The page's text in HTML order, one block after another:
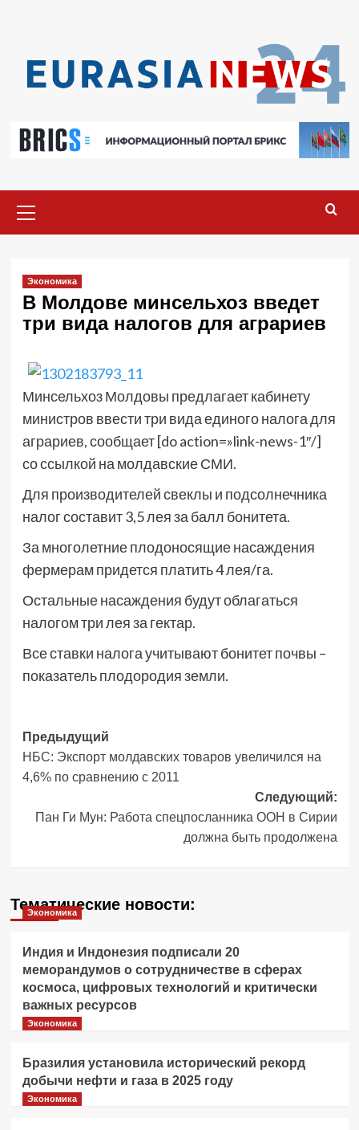
меню
Экономика
В Молдове минсельхоз введет
три вида налогов для аграриев
Минсельхоз Молдовы предлагает кабинету
министров ввести три вида единого налога для
аграриев, сообщает [do action=»link-news-1″/]
со ссылкой на молдавские СМИ.
Для производителей свеклы и подсолнечника
налог составит 3,5 лея за балл бонитета.
За многолетние плодоносящие насаждения
фермерам придется платить 4 лея/га.
Остальные насаждения будут облагаться
налогом три лея за гектар.
Все ставки налога учитывают бонитет почвы –
показатель плодородия земли.
Навигация
записи
Предыдущий
НБС: Экспорт молдавских товаров увеличился на
4,6% по сравнению с 2011
Следующий:
Пан Ги Мун: Работа спецпосланника ООН в Сирии
должна быть продолжена
Тематические новости:
Экономика
Индия и Индонезия подписали 20
меморандумов о сотрудничестве в сферах
космоса, цифровых технологий и критически
важных ресурсов
Экономика
Бразилия установила исторический рекорд
добычи нефти и газа в 2025 году
Экономика